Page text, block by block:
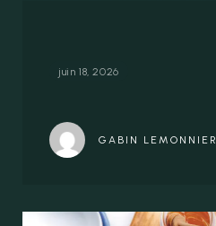
juin 18, 2026
GABIN LEMONNIER